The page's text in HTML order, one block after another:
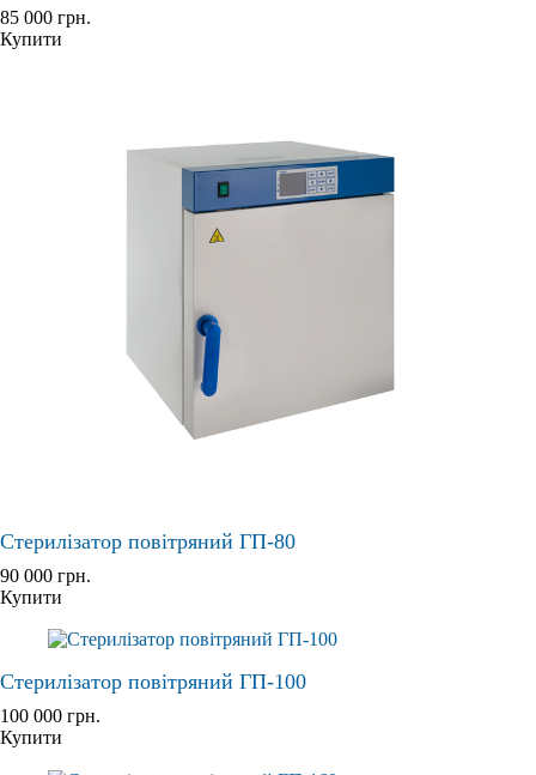
85 000 грн.
Купити
Стерилізатор повітряний ГП-80
90 000 грн.
Купити
Стерилізатор повітряний ГП-100
100 000 грн.
Купити